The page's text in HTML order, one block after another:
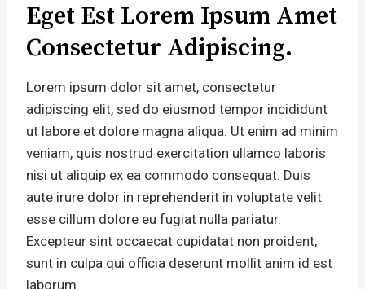
Eget Est Lorem Ipsum Amet
Consectetur Adipiscing.
Lorem ipsum dolor sit amet, consectetur
adipiscing elit, sed do eiusmod tempor incididunt
ut labore et dolore magna aliqua. Ut enim ad minim
veniam, quis nostrud exercitation ullamco laboris
nisi ut aliquip ex ea commodo consequat. Duis
aute irure dolor in reprehenderit in voluptate velit
esse cillum dolore eu fugiat nulla pariatur.
Excepteur sint occaecat cupidatat non proident,
sunt in culpa qui officia deserunt mollit anim id est
laborum.